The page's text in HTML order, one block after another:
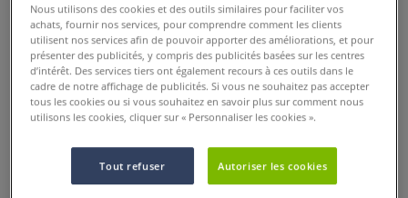
Porte-cartons Gerstaecker
11 Commentaires
Nous utilisons des cookies et des outils similaires pour faciliter vos
achats, fournir nos services, pour comprendre comment les clients
utilisent nos services afin de pouvoir apporter des améliorations, et pour
présenter des publicités, y compris des publicités basées sur les centres
d’intérêt. Des services tiers ont également recours à ces outils dans le
cadre de notre affichage de publicités. Si vous ne souhaitez pas accepter
tous les cookies ou si vous souhaitez en savoir plus sur comment nous
utilisons les cookies, cliquer sur « Personnaliser les cookies ».
Tout refuser Autoriser les cookies